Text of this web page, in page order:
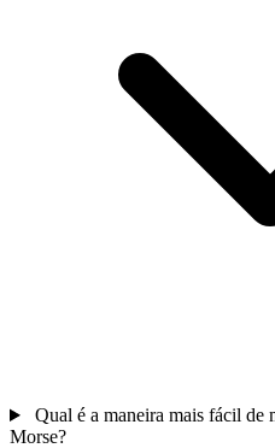
Qual é a maneira mais fácil
Morse?